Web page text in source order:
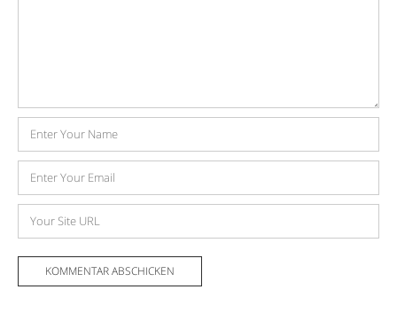
Name
Mail-
Adresse
Website